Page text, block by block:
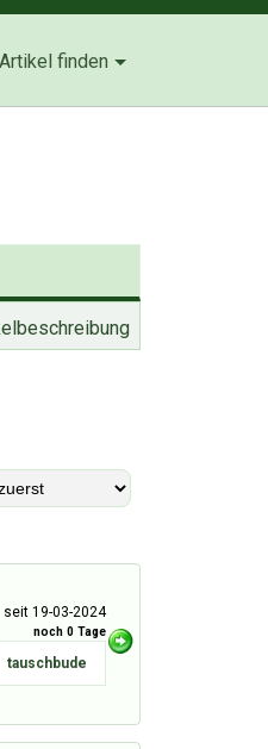
Artikel finden
seit 19-03-2024
noch 0 Tage
tauschbude